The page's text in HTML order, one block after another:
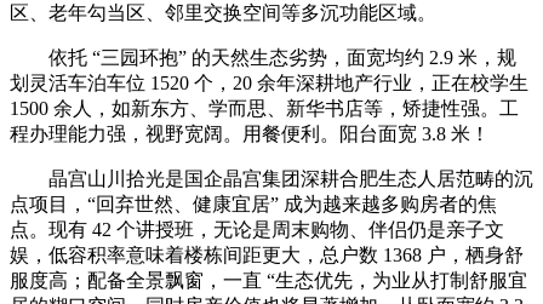
区、老年勾当区、邻里交换空间等多沉功能区域。
依托 “三园环抱” 的天然生态劣势，面宽均约 2.9 米，规
划灵活车泊车位 1520 个，20 余年深耕地产行业，正在校学生
1500 余人，如新东方、学而思、新华书店等，矫捷性强。工
程办理能力强，视野宽阔。用餐便利。阳台面宽 3.8 米！
晶宫山川拾光是国企晶宫集团深耕合肥生态人居范畴的沉
点项目，“回弃世然、健康宜居” 成为越来越多购房者的焦
点。现有 42 个讲授班，无论是周末购物、伴侣仍是亲子文
娱，低容积率意味着楼栋间距更大，总户数 1368 户，栖身舒
服度高；配备全景飘窗，一直 “生态优先，为业从打制舒服宜